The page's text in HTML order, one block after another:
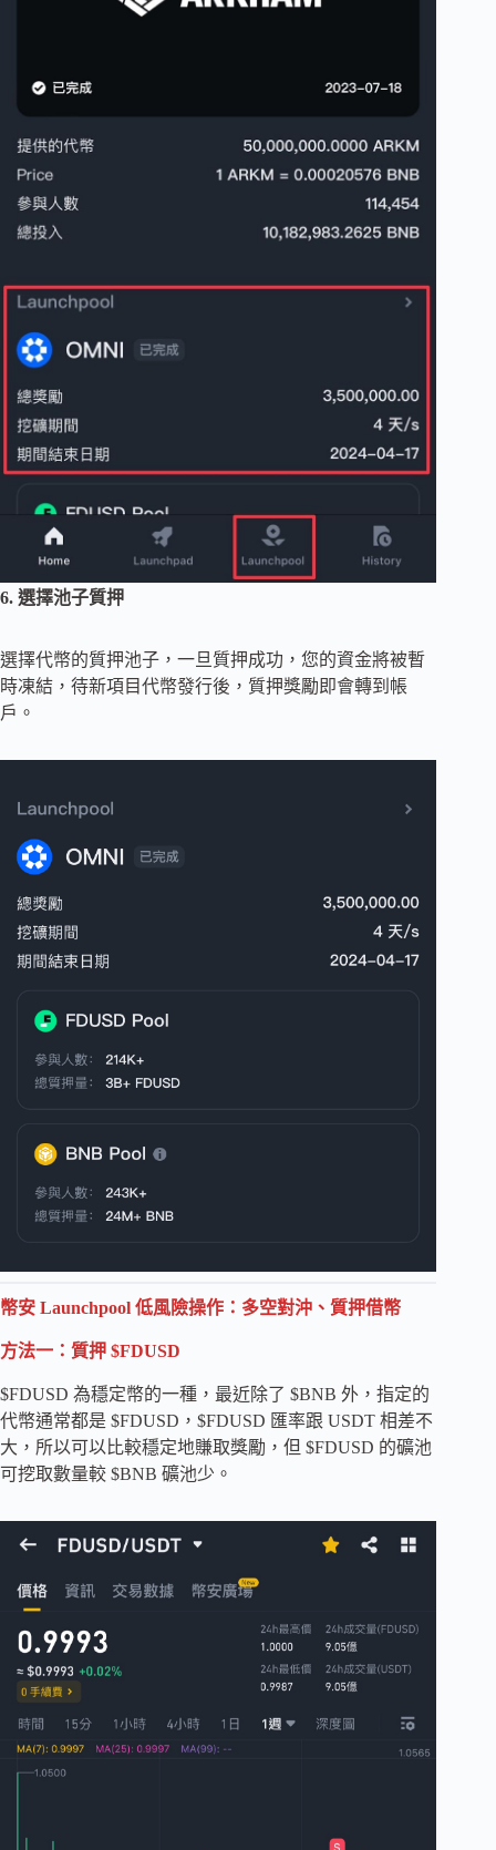
6. 選擇池子質押
選擇代幣的質押池子，一旦質押成功，您的資金將被暫
時凍結，待新項目代幣發行後，質押獎勵即會轉到帳
戶。
幣安 Launchpool 低風險操作：多空對沖、質押借幣
方法一：質押 $FDUSD
$FDUSD 為穩定幣的一種，最近除了 $BNB 外，指定的
代幣通常都是 $FDUSD，$FDUSD 匯率跟 USDT 相差不
大，所以可以比較穩定地賺取獎勵，但 $FDUSD 的礦池
可挖取數量較 $BNB 礦池少。